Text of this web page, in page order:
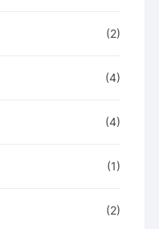
(2)
(4)
(4)
(1)
(2)